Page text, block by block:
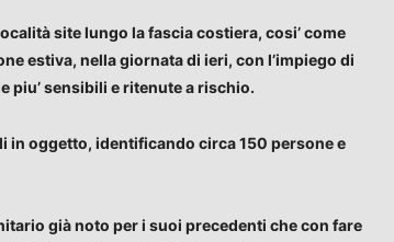
site lungo la fascia costiera, cosi’ come
estiva, nella giornata di ieri, con l’impiego di
piu’ sensibili e ritenute a rischio.
oggetto, identificando circa 150 persone e
già noto per i suoi precedenti che con fare